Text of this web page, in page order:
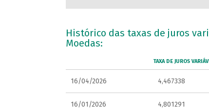
Histórico das taxas de juros
Moedas:
TAXA DE JUROS
16/04/2026 4,467338
16/01/2026 4,801291